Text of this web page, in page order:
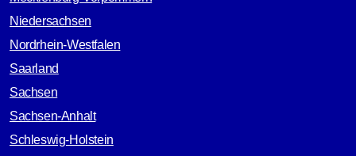
Niedersachsen
Nordrhein-Westfalen
Saarland
Sachsen
Sachsen-Anhalt
Schleswig-Holstein